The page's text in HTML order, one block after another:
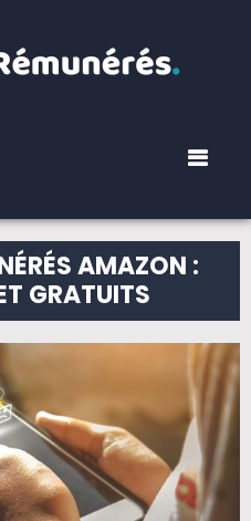
AMAZON :
GRATUITS